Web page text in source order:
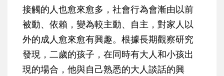
接觸的人也愈來愈多，社會行為會漸由以前
被動、依賴，變為較主動、自主，對家人以
外的成人愈來愈有興趣。根據長期觀察研究
發現，二歲的孩子，在同時有大人和小孩出
現的場合，他與自己熟悉的大人談話的興